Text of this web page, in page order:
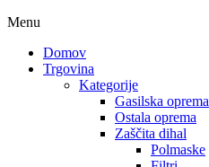
Menu
Domov
Trgovina
Kategorije
Gasilska oprema
Ostala oprema
Zaščita dihal
Polmaske